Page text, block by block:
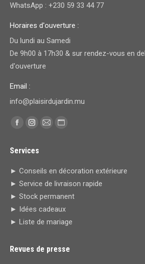
WhatsApp : +230 59 33 44 77
Horaires d'ouverture :
Du lundi au Samedi
De 9h00 à 17h30 & sur rendez-vous en
d'ouverture
Email :
info@plaisirdujardin.mu
Trouvez nous sur :
Facebook
opens
in
new
window
Instagram
opens
new
window
E-
opens
in
window
Site
opens
Services
► Conseils en décoration extérieure
► Service de livraison rapide
► Stock permanent
► Idées cadeaux
► Liste de mariage
Revues de presse